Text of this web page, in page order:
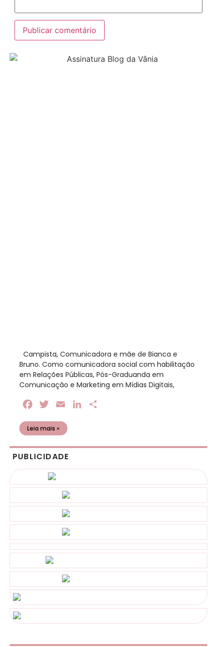
​ Campista, Comunicadora e mãe de Bianca e
Bruno. Como comunicadora social com habilitação
em Relações Públicas, Pós-Graduanda em
Comunicação e Marketing em Mídias Digitais,
FacebookTwitterEmail LinkedIn
Leia mais »
PUBLICIDADE